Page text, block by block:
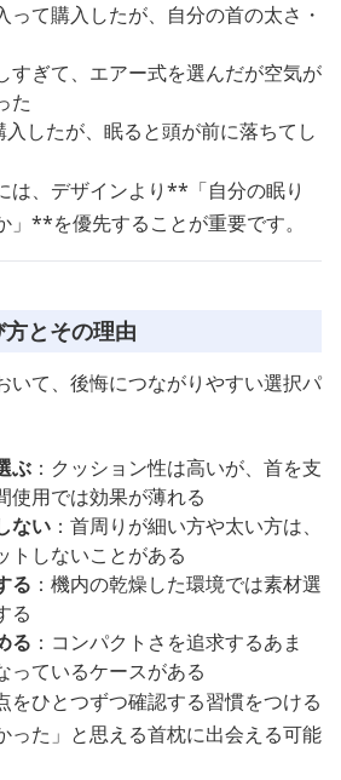
って購入したが、自分の首の太さ・
すぎて、エアー式を選んだが空気が
た
したが、眠ると頭が前に落ちてし
は、デザインより**「自分の眠り
」**を優先することが重要です。
とその理由
いて、後悔につながりやすい選択パ
ぶ ：クッション性は高いが、首を支
使用では効果が薄れる
ない ：首周りが細い方や太い方は、
トしないことがある
る ：機内の乾燥した環境では素材選
る
る ：コンパクトさを追求するあま
っているケースがある
をひとつずつ確認する習慣をつける
った」と思える首枕に出会える可能